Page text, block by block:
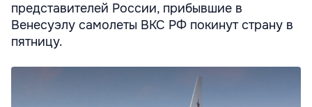
представителей России, прибывшие в
Венесуэлу самолеты ВКС РФ покинут страну в
пятницу.